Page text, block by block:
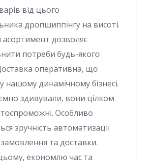
від цього
дропшиппінгу на висоті.
дозволяє
потреби будь-якого
оперативна, що
нашому динамічному бізнесі.
здивували, вони цілком
Особливо
зручність автоматизації
та доставки.
економлю час та